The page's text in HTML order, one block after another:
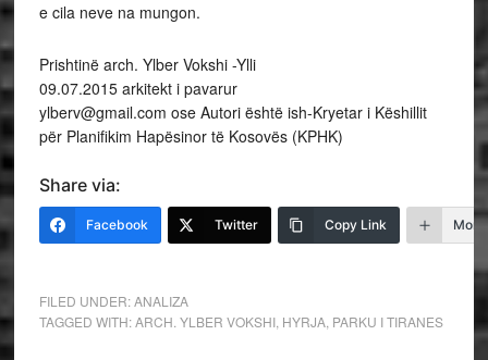
e cila neve na mungon.
Prishtinë arch. Ylber Vokshi -Ylli
09.07.2015 arkitekt i pavarur
ylberv@gmail.com ose Autori është ish-Kryetar i Këshillit
për Planifikim Hapësinor të Kosovës (KPHK)
Share via:
Facebook Twitter Copy Link More
FILED UNDER:ANALIZA
TAGGED WITH:ARCH. YLBER VOKSHI, HYRJA, PARKU I TIRANES